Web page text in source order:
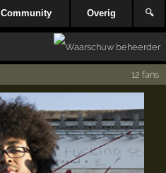
Community Overig 🔍
12 fans